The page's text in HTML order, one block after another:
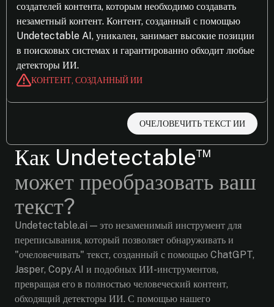
создателей контента, которым необходимо создавать
незаметный контент. Контент, созданный с помощью
Undetectable AI, уникален, занимает высокие позиции
в поисковых системах и гарантированно обходит любые
детекторы ИИ.
КОНТЕНТ, СОЗДАННЫЙ ИИ
ОЧЕЛОВЕЧИТЬ ТЕКСТ ИИ
Как Undetectable™
может преобразовать ваш
текст?
Undetectable.ai — это незаменимый инструмент для
переписывания, который позволяет обнаруживать и
"очеловечивать" текст, созданный с помощью ChatGPT,
Jasper, Copy.AI и подобных ИИ-инструментов,
превращая его в полностью человеческий контент,
обходящий детекторы ИИ. С помощью нашего